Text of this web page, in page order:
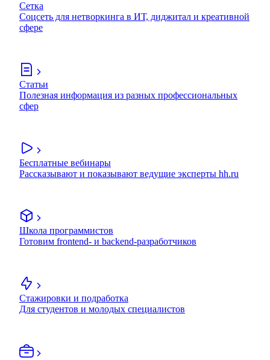
Сетка
Соцсеть для нетворкинга в ИТ, диджитал и креативной
сфере
Статьи
Полезная информация из разных профессиональных
сфер
Бесплатные вебинары
Рассказывают и показывают ведущие эксперты hh.ru
Школа программистов
Готовим frontend- и backend-разработчиков
Стажировки и подработка
Для студентов и молодых специалистов